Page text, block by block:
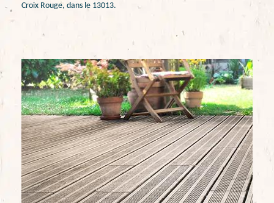
Croix Rouge, dans le 13013.